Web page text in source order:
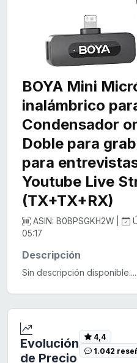
BOYA Mini
inalámbrico
Condensador
Doble para
para
Youtube Live
(TX+TX+RX)
ASIN: B0BPSGKH2W |
05:17
Descripción
Sin descripción disponible....
Evolución
de Precio
4,4
1.042